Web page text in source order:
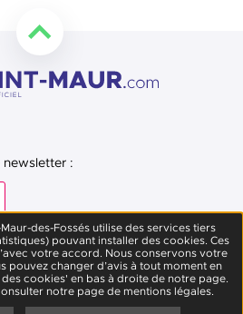
newsletter :
Facebook
nous sur Twitter
Suivez-nous sur Instagram
Suivez-nous sur Youtube
Suivez-nous sur
des-Fossés utilise des services tiers
pouvant installer des cookies. Ces
votre accord. Nous conservons votre
pouvez changer d’avis à tout moment en
cookies' en bas à droite de notre page.
notre page de mentions légales.